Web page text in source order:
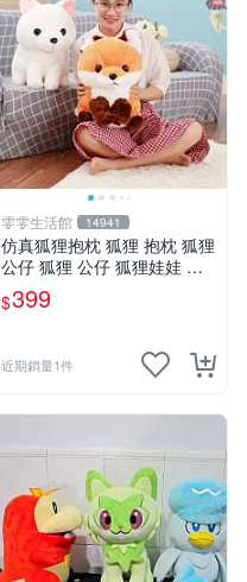
雯雯生活館 14941
仿真狐狸抱枕 狐狸 抱枕 狐狸
公仔 狐狸 公仔 狐狸娃娃 狐
狸 娃娃 玩偶 玩具 聖誕節 生
日 情人節禮物禮品
$399
近期銷量1件